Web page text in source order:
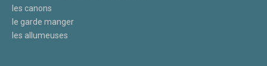
les canons
le garde manger
les allumeuses